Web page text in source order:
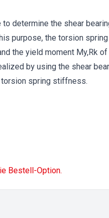
determine the shear
purpose, the torsion
the yield moment My,Rk
by using the shear
torsion spring stiffness.
Bestell-Option.